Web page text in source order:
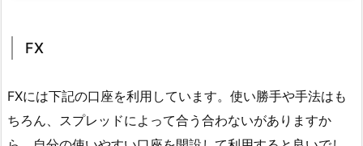
FX
FXには下記の口座を利用しています。使い勝手や手法はも
ちろん、スプレッドによって合う合わないがありますか